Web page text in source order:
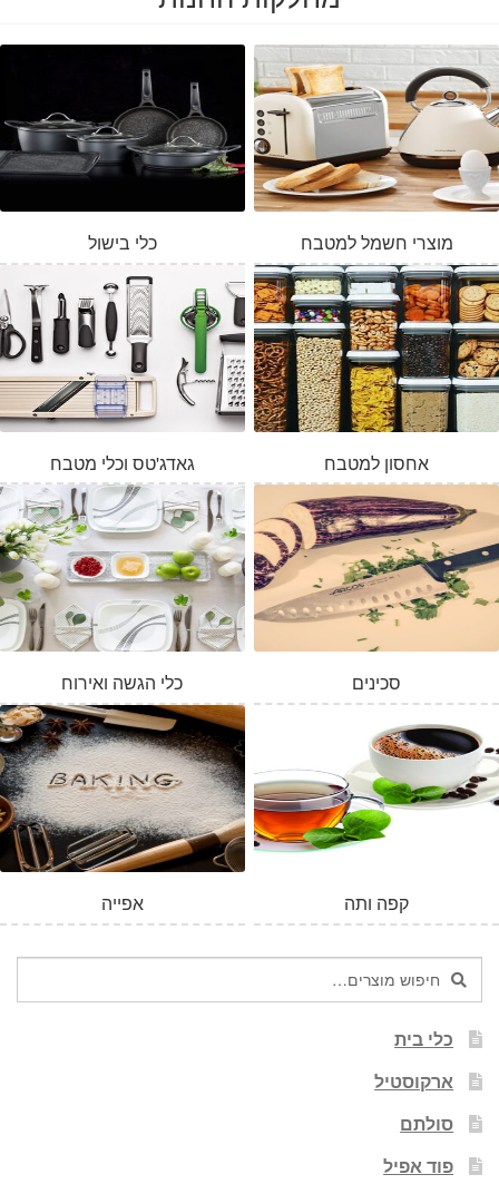
המלאי אזל
כלי בישול מוצרי חשמל למטבח
גאדג'טס וכלי מטבח אחסון למטבח
כלי הגשה ואירוח סכינים
אפייה קפה ותה
חיפוש
עבור:
חיפוש
כלי בית
ארקוסטיל
סולתם
פוד אפיל